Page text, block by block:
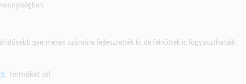
idősebb gyermekek számára fejlesztették ki, de felnőttek is fogyaszthatják.
terméket is!